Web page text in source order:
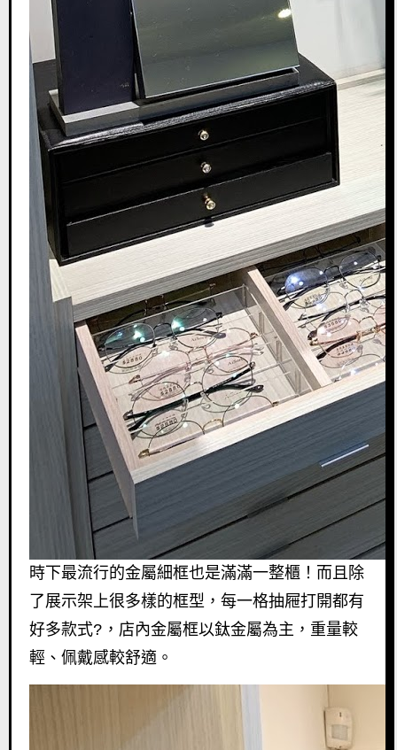
時下最流行的金屬細框也是滿滿一整櫃！而且除
了展示架上很多樣的框型，每一格抽屜打開都有
好多款式?，店內金屬框以鈦金屬為主，重量較
輕、佩戴感較舒適。